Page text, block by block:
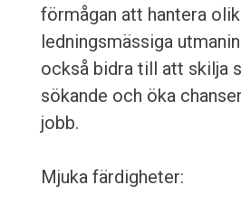
förmågan att hantera
ledningsmässiga
också bidra till att skilja
sökande och öka
jobb.
Mjuka färdigheter: